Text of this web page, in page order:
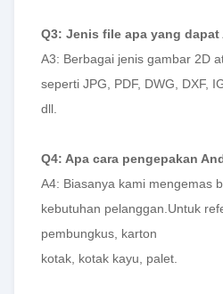
Q3: Jenis file apa yang dapat
A3: Berbagai jenis gambar 2D
seperti JPG, PDF, DWG, DXF,
dll.
Q4: Apa cara pengepakan
A4: Biasanya kami mengemas
kebutuhan pelanggan.Untuk
pembungkus, karton
kotak, kotak kayu, palet.